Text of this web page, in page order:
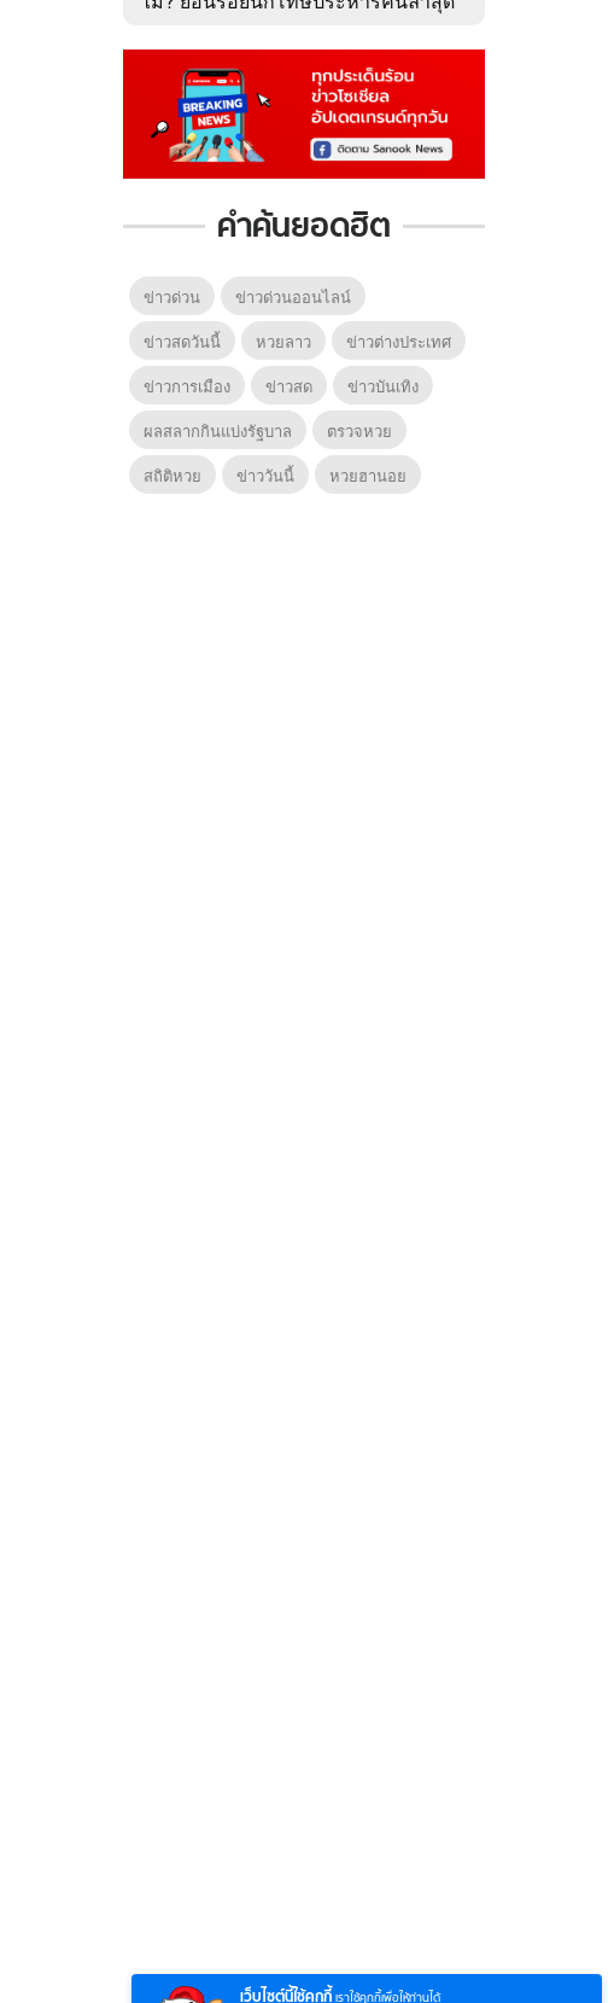
6 พบเธอ (พากย์
ไทย) 7 (Uncut Ver.) 8 (พาก
คำค้นยอดฮิต
ข่าวด่วน
ข่าวด่วนออนไลน์
ข่าวสดวันนี้
หวยลาว
ข่าวต่างประเทศ
ข่าวการเมือง
ข่าวสด
ข่าวบันเทิง
ผลสลากกินแบ่งรัฐบาล
ตรวจหวย
สถิติหวย
ข่าววันนี้ หวยฮานอย
เว็บไซต์นี้ใช้คุกกี้ เราใช้คุกกี้เพื่อให้ท่านได้